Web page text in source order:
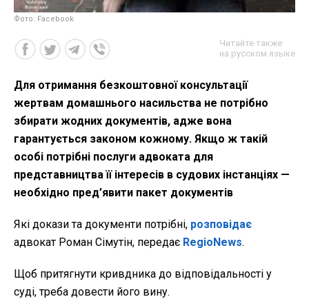
Фото: Facebook
Читайте также
на русском языке
Для отримання безкоштовної консультації
жертвам домашнього насильства не потрібно
збирати жодних документів, адже вона
гарантується законом кожному. Якщо ж такій
особі потрібні послуги адвоката для
представництва її інтересів в судових інстанціях —
необхідно пред’явити пакет документів
Які докази та документи потрібні, розповідає
адвокат Роман Сімутін, передає RegioNews.
Щоб притягнути кривдника до відповідальності у
суді, треба довести його вину.